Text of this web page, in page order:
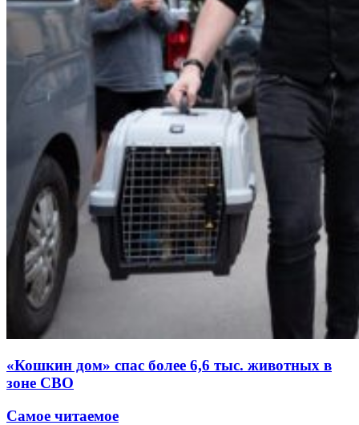
«Кошкин дом» спас более 6,6 тыс. животных в
зоне СВО
Самое читаемое